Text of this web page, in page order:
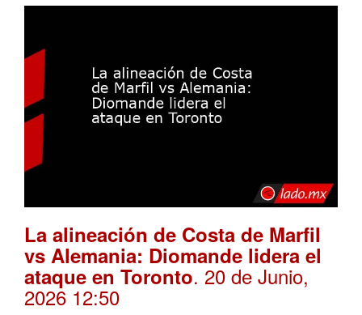
La alineación de Costa de Marfil
vs Alemania: Diomande lidera el
ataque en Toronto. 20 de Junio,
2026 12:50